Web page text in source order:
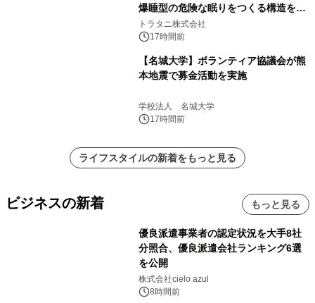
爆睡型の危険な眠りをつくる構造を解
説
トラタニ株式会社
17時間前
【名城大学】ボランティア協議会が熊
本地震で募金活動を実施
学校法人 名城大学
17時間前
ライフスタイルの新着をもっと見る
ビジネスの新着 もっと見る
優良派遣事業者の認定状況を大手8社
分照合、優良派遣会社ランキング6選
を公開
株式会社cielo azul
8時間前